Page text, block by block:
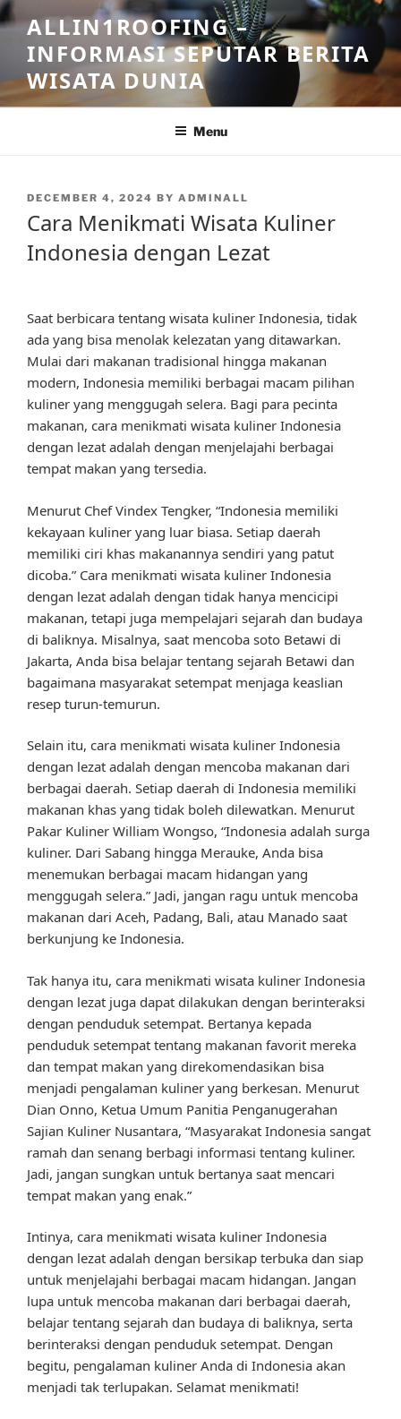
Skip
to
content
ALLIN1ROOFING –
INFORMASI SEPUTAR BERITA
WISATA DUNIA
Menu
POSTED
DECEMBER 4, 2024 BY ADMINALL
Cara Menikmati Wisata Kuliner
Indonesia dengan Lezat
Saat berbicara tentang wisata kuliner Indonesia, tidak
ada yang bisa menolak kelezatan yang ditawarkan.
Mulai dari makanan tradisional hingga makanan
modern, Indonesia memiliki berbagai macam pilihan
kuliner yang menggugah selera. Bagi para pecinta
makanan, cara menikmati wisata kuliner Indonesia
dengan lezat adalah dengan menjelajahi berbagai
tempat makan yang tersedia.
Menurut Chef Vindex Tengker, “Indonesia memiliki
kekayaan kuliner yang luar biasa. Setiap daerah
memiliki ciri khas makanannya sendiri yang patut
dicoba.” Cara menikmati wisata kuliner Indonesia
dengan lezat adalah dengan tidak hanya mencicipi
makanan, tetapi juga mempelajari sejarah dan budaya
di baliknya. Misalnya, saat mencoba soto Betawi di
Jakarta, Anda bisa belajar tentang sejarah Betawi dan
bagaimana masyarakat setempat menjaga keaslian
resep turun-temurun.
Selain itu, cara menikmati wisata kuliner Indonesia
dengan lezat adalah dengan mencoba makanan dari
berbagai daerah. Setiap daerah di Indonesia memiliki
makanan khas yang tidak boleh dilewatkan. Menurut
Pakar Kuliner William Wongso, “Indonesia adalah surga
kuliner. Dari Sabang hingga Merauke, Anda bisa
menemukan berbagai macam hidangan yang
menggugah selera.” Jadi, jangan ragu untuk mencoba
makanan dari Aceh, Padang, Bali, atau Manado saat
berkunjung ke Indonesia.
Tak hanya itu, cara menikmati wisata kuliner Indonesia
dengan lezat juga dapat dilakukan dengan berinteraksi
dengan penduduk setempat. Bertanya kepada
penduduk setempat tentang makanan favorit mereka
dan tempat makan yang direkomendasikan bisa
menjadi pengalaman kuliner yang berkesan. Menurut
Dian Onno, Ketua Umum Panitia Penganugerahan
Sajian Kuliner Nusantara, “Masyarakat Indonesia sangat
ramah dan senang berbagi informasi tentang kuliner.
Jadi, jangan sungkan untuk bertanya saat mencari
tempat makan yang enak.”
Intinya, cara menikmati wisata kuliner Indonesia
dengan lezat adalah dengan bersikap terbuka dan siap
untuk menjelajahi berbagai macam hidangan. Jangan
lupa untuk mencoba makanan dari berbagai daerah,
belajar tentang sejarah dan budaya di baliknya, serta
berinteraksi dengan penduduk setempat. Dengan
begitu, pengalaman kuliner Anda di Indonesia akan
menjadi tak terlupakan. Selamat menikmati!